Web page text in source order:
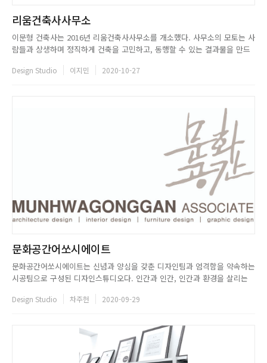
리움건축사사무소
이문형 건축사는 2016년 리움건축사사무소를 개소했다. 사무소의 모토는 사
람들과 상생하며 정직하게 건축을 고민하고, 동행할 수 있는 결과물을 만드
변화를 가져올 수 있는 건축을 지향한다. 이문형 건축사는 건축이라는 범주
Design Studio 이지민 2020-10-27
문화공간어쏘시에이트
문화공간어쏘시에이트는 신념과 양심을 갖춘 디자인팀과 엄격함을 약속하는
시공팀으로 구성된 디자인스튜디오다. 인간과 인간, 인간과 환경을 살리는
작업을 추구하고 있다. 문화공간어쏘시에이트는 공간에 메시지를 담고 스토
Design Studio 차주헌 2020-09-29